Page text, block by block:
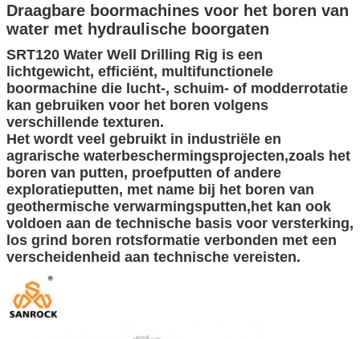
Draagbare boormachines voor het boren van
water met hydraulische boorgaten
SRT120 Water Well Drilling Rig is een
lichtgewicht, efficiënt, multifunctionele
boormachine die lucht-, schuim- of modderrotatie
kan gebruiken voor het boren volgens
verschillende texturen.
Het wordt veel gebruikt in industriële en
agrarische waterbeschermingsprojecten,zoals het
boren van putten, proefputten of andere
exploratieputten, met name bij het boren van
geothermische verwarmingsputten,het kan ook
voldoen aan de technische basis voor versterking,
los grind boren rotsformatie verbonden met een
verscheidenheid aan technische vereisten.